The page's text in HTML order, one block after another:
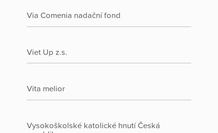
Via Comenia nadační fond
Viet Up z.s.
Vita melior
Vysokoškolské katolické hnutí Česká